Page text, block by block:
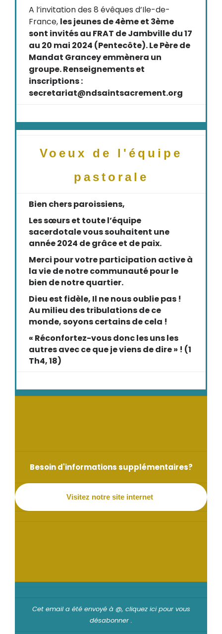
A l’invitation des 8 évêques d’Ile-de-
France, les jeunes de 4ème et 3ème
sont invités au FRAT de Jambville du 17
au 20 mai 2024 (Pentecôte). Le Père de
Mandat Grancey emmènera un
groupe. Renseignements et
inscriptions :
secretariat@ndsaintsacrement.org
Voeux de l'équipe
pastorale
Bien chers paroissiens,
Les sœurs et toute l’équipe
sacerdotale vous souhaitent une
année 2024 de grâce et de paix.
Merci pour votre participation active à
la vie de notre communauté pour le
bien de notre quartier.
Dieu est fidèle, Il ne nous oublie pas !
Au milieu des tribulations de ce
monde, soyons certains de cela !
« Réconfortez-vous donc les uns les
autres avec ce que je viens de dire » ! (1
Th4, 18)
Besoin d'informations supplémentaires?
Visitez notre site internet
Cet email a été envoyé à @, cliquez ici pour vous
désabonner .